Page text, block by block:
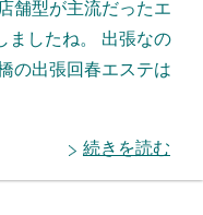
舗型が主流だったエ
ましたね。 出張なの
の出張回春エステは
続きを読む